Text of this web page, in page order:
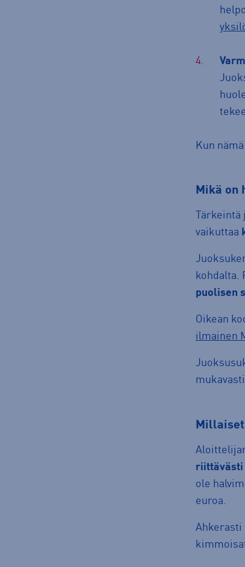
Kun
mikä
vaikuttaa
kohdalta.
puolisen
Oikean
ilmainen
riittävästi
ole
euroa.
Ahkerasti